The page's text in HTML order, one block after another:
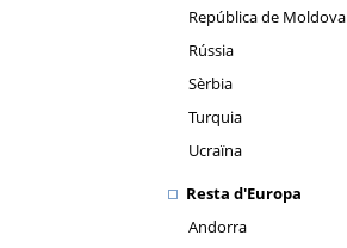
República de Moldova
Rússia
Sèrbia
Turquia
Ucraïna
Resta d'Europa
Andorra